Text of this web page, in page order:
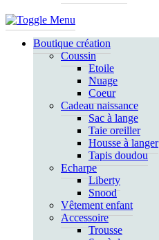
Boutique création
Coussin
Etoile
Nuage
Coeur
Cadeau naissance
Sac à lange
Taie oreiller
Housse à langer
Tapis doudou
Echarpe
Liberty
Snood
Vêtement enfant
Accessoire
Trousse